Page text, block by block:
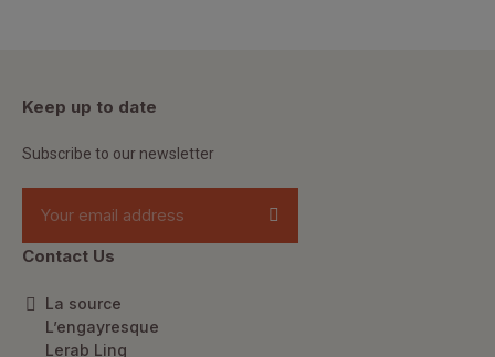
Keep up to date
Subscribe to our newsletter
Contact Us
La source
L’engayresque
Lerab Ling